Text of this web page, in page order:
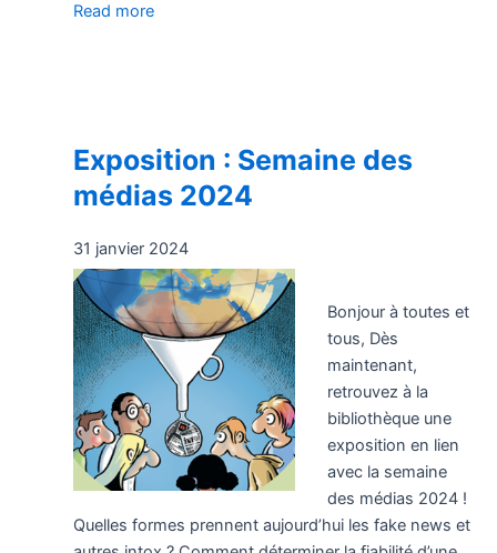
Read more
Exposition : Semaine des
médias 2024
31 janvier 2024
Bonjour à toutes et
tous, Dès
maintenant,
retrouvez à la
bibliothèque une
exposition en lien
avec la semaine
des médias 2024 !
Quelles formes prennent aujourd’hui les fake news et